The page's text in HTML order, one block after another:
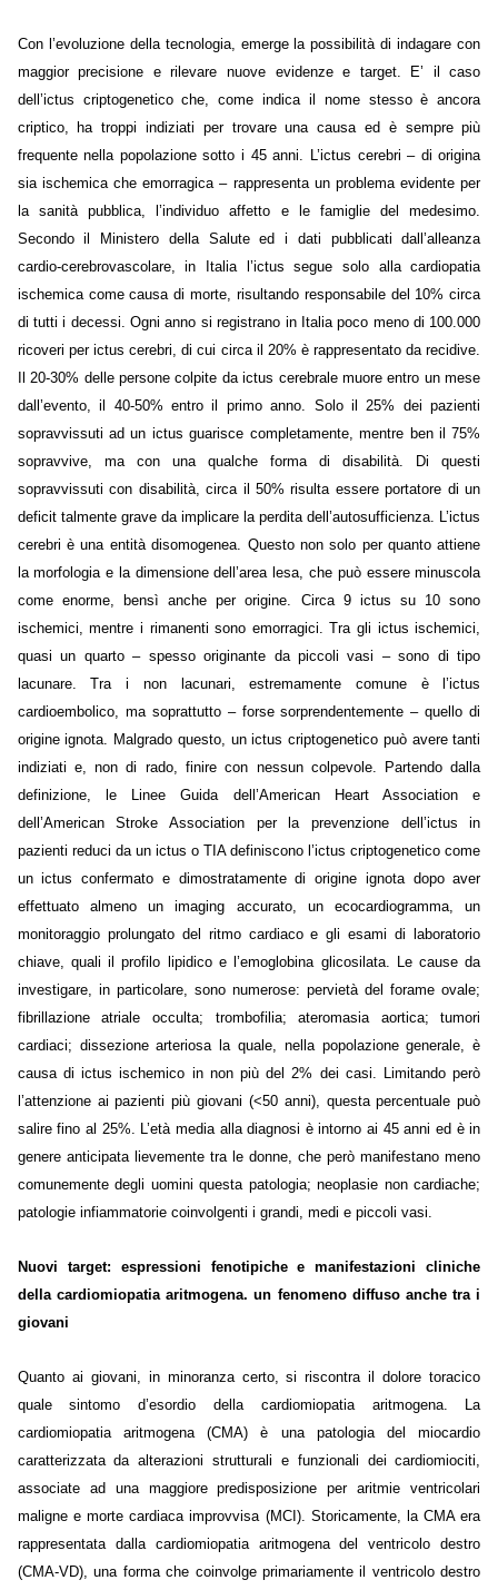
Con l’evoluzione della tecnologia, emerge la possibilità di indagare con
maggior precisione e rilevare nuove evidenze e target. E’ il caso
dell’ictus criptogenetico che, come indica il nome stesso è ancora
criptico, ha troppi indiziati per trovare una causa ed è sempre più
frequente nella popolazione sotto i 45 anni. L’ictus cerebri – di origina
sia ischemica che emorragica – rappresenta un problema evidente per
la sanità pubblica, l’individuo affetto e le famiglie del medesimo.
Secondo il Ministero della Salute ed i dati pubblicati dall’alleanza
cardio-cerebrovascolare, in Italia l’ictus segue solo alla cardiopatia
ischemica come causa di morte, risultando responsabile del 10% circa
di tutti i decessi. Ogni anno si registrano in Italia poco meno di 100.000
ricoveri per ictus cerebri, di cui circa il 20% è rappresentato da recidive.
Il 20-30% delle persone colpite da ictus cerebrale muore entro un mese
dall’evento, il 40-50% entro il primo anno. Solo il 25% dei pazienti
sopravvissuti ad un ictus guarisce completamente, mentre ben il 75%
sopravvive, ma con una qualche forma di disabilità. Di questi
sopravvissuti con disabilità, circa il 50% risulta essere portatore di un
deficit talmente grave da implicare la perdita dell’autosufficienza. L’ictus
cerebri è una entità disomogenea. Questo non solo per quanto attiene
la morfologia e la dimensione dell’area lesa, che può essere minuscola
come enorme, bensì anche per origine. Circa 9 ictus su 10 sono
ischemici, mentre i rimanenti sono emorragici. Tra gli ictus ischemici,
quasi un quarto – spesso originante da piccoli vasi – sono di tipo
lacunare. Tra i non lacunari, estremamente comune è l’ictus
cardioembolico, ma soprattutto – forse sorprendentemente – quello di
origine ignota. Malgrado questo, un ictus criptogenetico può avere tanti
indiziati e, non di rado, finire con nessun colpevole. Partendo dalla
definizione, le Linee Guida dell’American Heart Association e
dell’American Stroke Association per la prevenzione dell’ictus in
pazienti reduci da un ictus o TIA definiscono l’ictus criptogenetico come
un ictus confermato e dimostratamente di origine ignota dopo aver
effettuato almeno un imaging accurato, un ecocardiogramma, un
monitoraggio prolungato del ritmo cardiaco e gli esami di laboratorio
chiave, quali il profilo lipidico e l’emoglobina glicosilata. Le cause da
investigare, in particolare, sono numerose: pervietà del forame ovale;
fibrillazione atriale occulta; trombofilia; ateromasia aortica; tumori
cardiaci; dissezione arteriosa la quale, nella popolazione generale, è
causa di ictus ischemico in non più del 2% dei casi. Limitando però
l’attenzione ai pazienti più giovani (<50 anni), questa percentuale può
salire fino al 25%. L’età media alla diagnosi è intorno ai 45 anni ed è in
genere anticipata lievemente tra le donne, che però manifestano meno
comunemente degli uomini questa patologia; neoplasie non cardiache;
patologie infiammatorie coinvolgenti i grandi, medi e piccoli vasi.
Nuovi target: espressioni fenotipiche e manifestazioni cliniche
della cardiomiopatia aritmogena. un fenomeno diffuso anche tra i
giovani
Quanto ai giovani, in minoranza certo, si riscontra il dolore toracico
quale sintomo d’esordio della cardiomiopatia aritmogena. La
cardiomiopatia aritmogena (CMA) è una patologia del miocardio
caratterizzata da alterazioni strutturali e funzionali dei cardiomiociti,
associate ad una maggiore predisposizione per aritmie ventricolari
maligne e morte cardiaca improvvisa (MCI). Storicamente, la CMA era
rappresentata dalla cardiomiopatia aritmogena del ventricolo destro
(CMA-VD), una forma che coinvolge primariamente il ventricolo destro